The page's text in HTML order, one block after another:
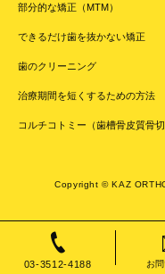
部分的な矯正（MTM）
できるだけ歯を抜かない矯正
歯のクリーニング
治療期間を短くするための方法
コルチコトミー（歯槽骨皮質骨切
Copyright © KAZ
03-3512-4188 お